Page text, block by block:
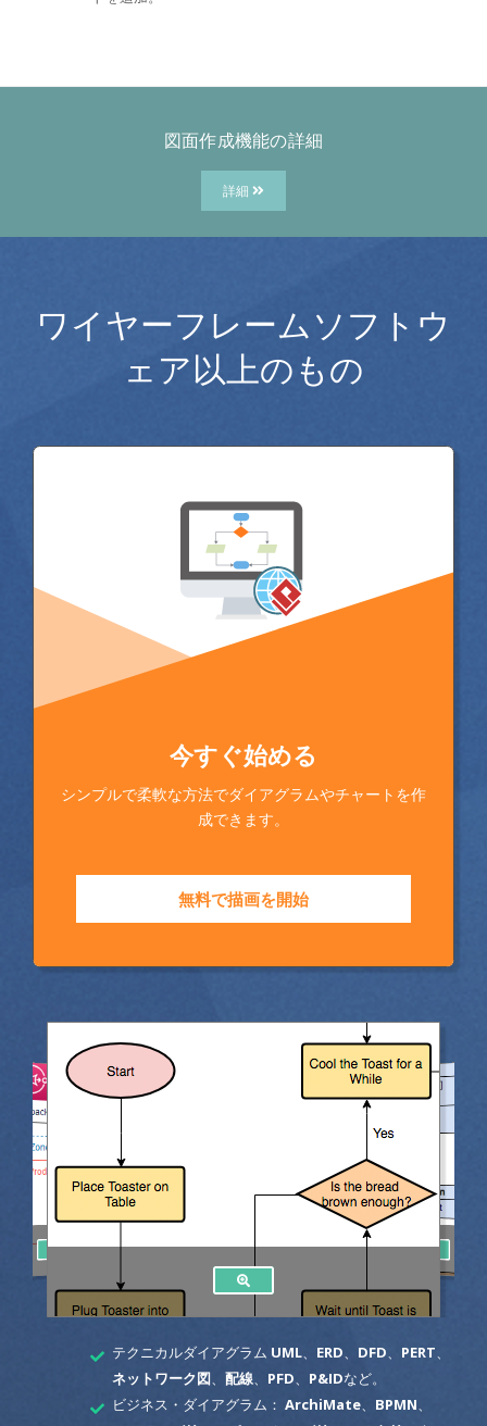
図面作成機能の詳細
詳細
ワイヤーフレームソフトウ
ェア以上のもの
今すぐ始める
シンプルで柔軟な方法でダイアグラムやチャートを作
成できます。
無料で描画を開始
テクニカルダイアグラム UML、 ERD DFD PERT
ネットワーク図、 配線、 PFD P&IDなど。
ビジネス・ダイアグラム： ArchiMate、 BPMN